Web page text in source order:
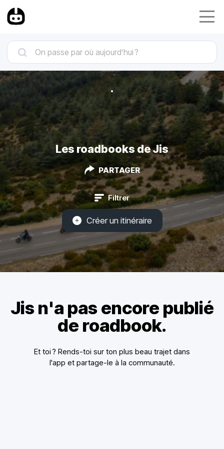
Les roadbooks de Jis
PARTAGER
Filtrer
Créer un itinéraire
Jis n'a pas encore publié
de roadbook.
Et toi ? Rends-toi sur ton plus beau trajet dans
l'app et partage-le à la communauté.